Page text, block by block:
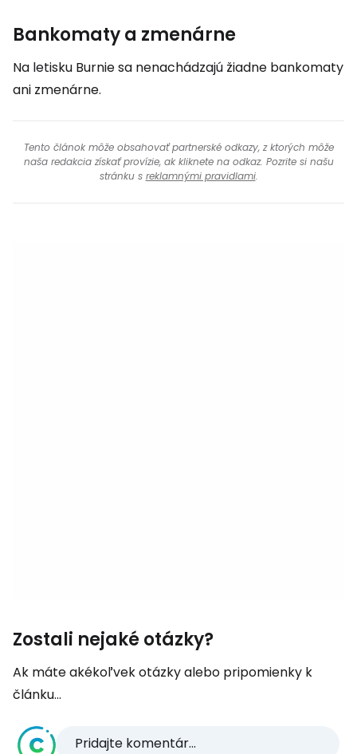
Bankomaty a zmenárne
Na letisku Burnie sa nenachádzajú žiadne bankomaty
ani zmenárne.
Tento článok môže obsahovať partnerské odkazy, z ktorých môže
naša redakcia získať provízie, ak kliknete na odkaz. Pozrite si našu
stránku s reklamnými pravidlami.
Zostali nejaké otázky?
Ak máte akékoľvek otázky alebo pripomienky k
článku...
Pridajte komentár...